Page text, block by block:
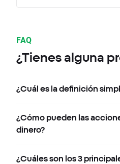
FAQ
¿Tienes alguna
¿Cuál es la definición
¿Cómo pueden las
dinero?
¿Cuáles son los 3